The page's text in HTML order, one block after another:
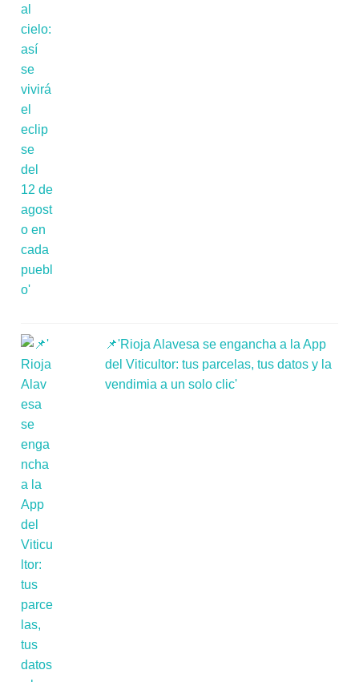
📌'Rioja Alavesa se engancha a la App
del Viticultor: tus parcelas, tus datos y la
vendimia a un solo clic'